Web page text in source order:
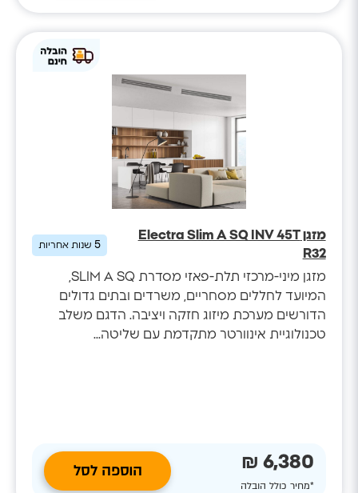
מזגן Electra Slim A SQ INV 45T
R32
5שנות אחריות
המיועד לחללים מסחריים, משרדים ובתים גדולים
הדורשים מערכת מיזוג חזקה ויציבה. הדגם משלב
טכנולוגיית אינוורטר מתקדמת עם שליטה...
6,380 ₪
*מחיר כולל הובלה
הוספה לסל